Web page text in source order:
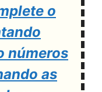
o
números
as